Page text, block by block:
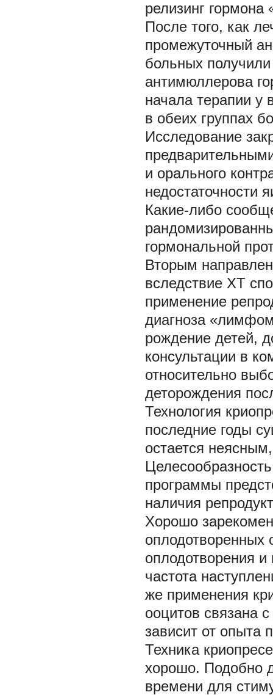
релизинг гормона
После того, как
промежуточный
больных
антимюллерова
начала терапии у
в обеих группах
Исследование
и орального
недостаточности
Какие-либо
гормональной
Вторым
вследствие ХТ
применение
диагноза
рождение детей,
консультации в
относительно
деторождения
Технология
последние годы
остается
программы
наличия
Хорошо
оплодотворенных
оплодотворения
частота
же применения
ооцитов связана
зависит от опыта
Техника
хорошо. Подобно
времени для